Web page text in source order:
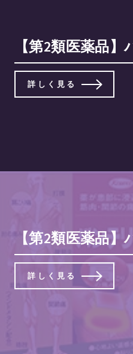
【第2類医薬品
詳しく見る
【第2類医薬品
詳しく見る